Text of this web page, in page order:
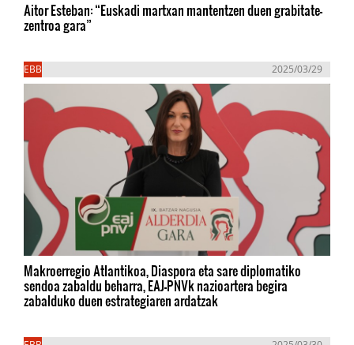
Aitor Esteban: “Euskadi martxan mantentzen duen grabitate-
zentroa gara”
EBB 2025/03/29
Makroerregio Atlantikoa, Diaspora eta sare diplomatiko
sendoa zabaldu beharra, EAJ-PNVk nazioartera begira
zabalduko duen estrategiaren ardatzak